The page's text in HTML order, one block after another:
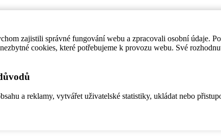
zajistili správné fungování webu a zpracovali osobní údaje.
cookies, které potřebujeme k provozu webu. Své
a reklamy, vytvářet uživatelské statistiky, ukládat nebo